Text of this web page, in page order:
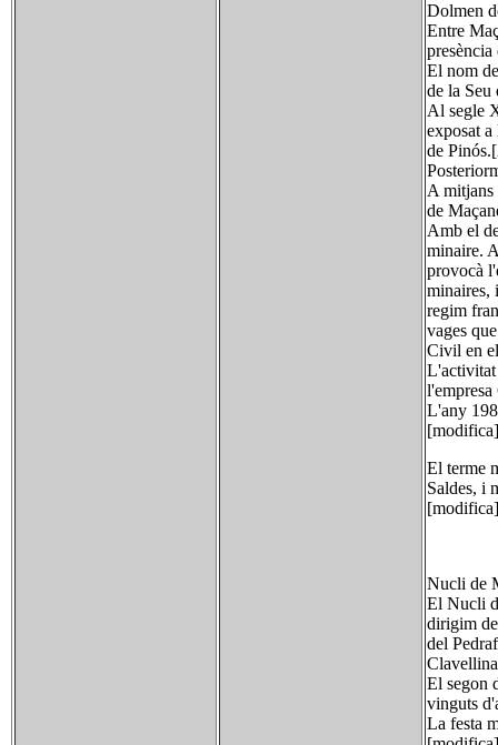
Dolmen
Entre
El nom
de la Seu
Al segle
exposat
de
A mitjans
de
Amb el
minaire.
provocà
minaires,
regim
vages
Civil en
L'activitat
l'empresa
L'any
El terme
Saldes, i
Nucli de
El Nucli
dirigim
del
El segon
vinguts
La festa